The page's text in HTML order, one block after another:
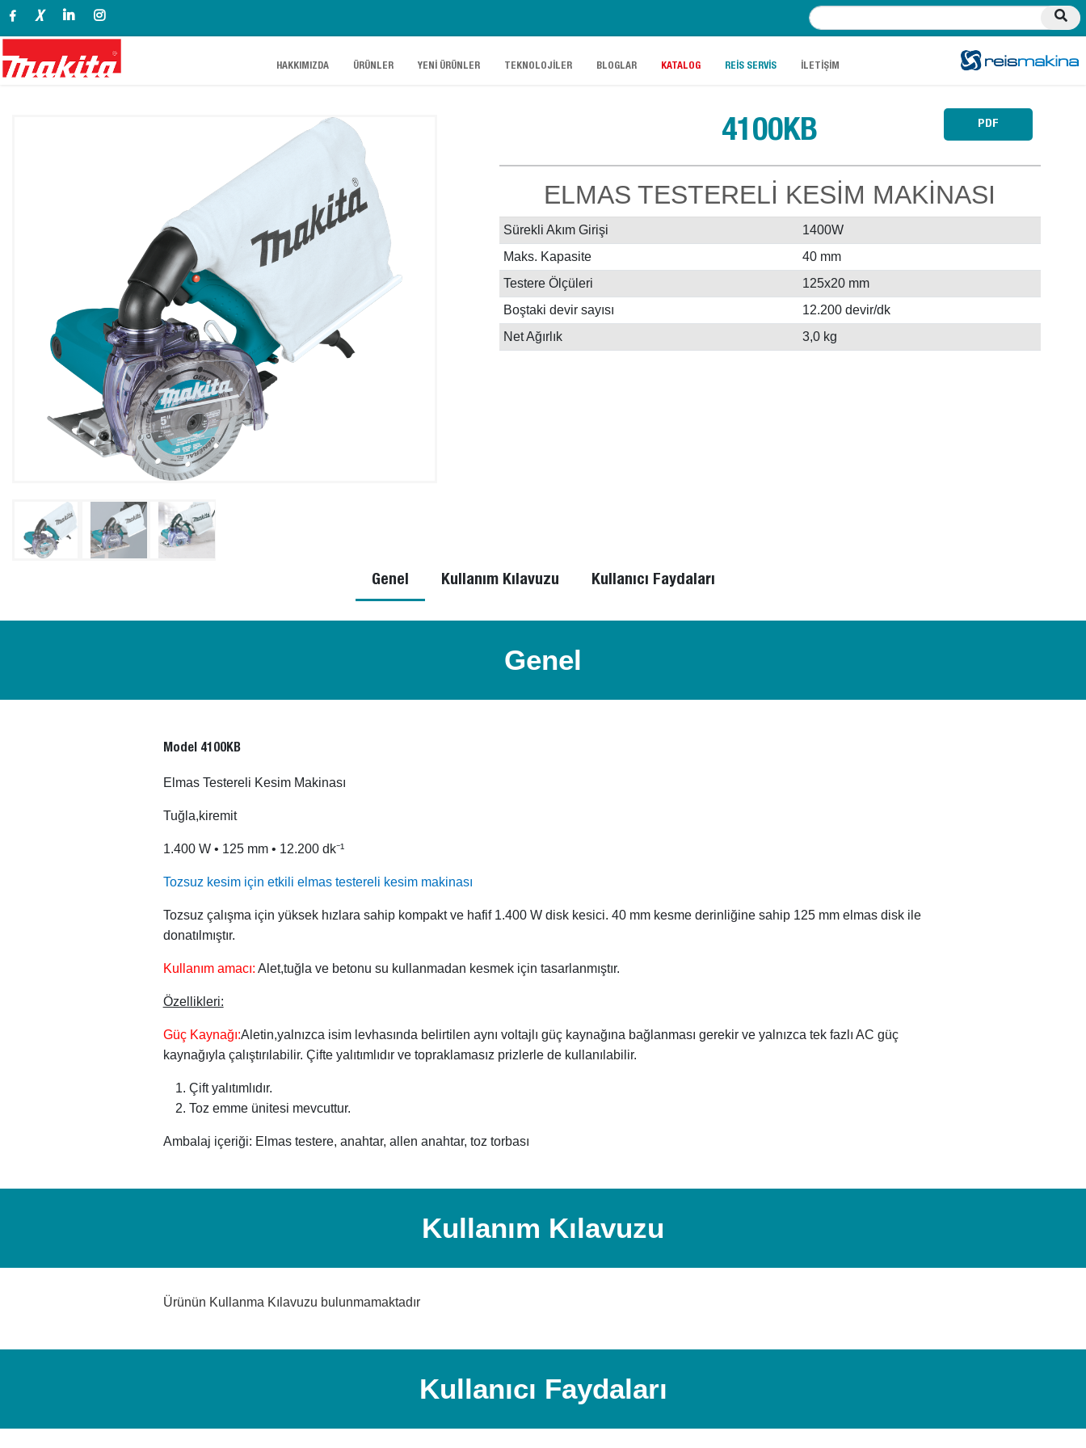
X
HAKKIMIZDA ÜRÜNLER YENİ ÜRÜNLER TEKNOLOJİLER BLOGLAR KATALOG REİS SERVİS İLETİŞİM
4100KB
ELMAS TESTERELİ KESİM MAKİNASI
PDF
Sürekli Akım Girişi
1400W
Maks. Kapasite
40 mm
Testere Ölçüleri
125x20 mm
Boştaki devir sayısı
12.200 devir/dk
Net Ağırlık
3,0 kg
Genel Kullanım Kılavuzu Kullanıcı Faydaları
Genel
Model 4100KB
Elmas Testereli Kesim Makinası
Tuğla,kiremit
1.400 W • 125 mm • 12.200 dk⁻¹
Tozsuz kesim için etkili elmas testereli kesim makinası
Tozsuz çalışma için yüksek hızlara sahip kompakt ve hafif 1.400 W disk kesici. 40 mm kesme derinliğine sahip 125 mm elmas disk ile
donatılmıştır.
Kullanım amacı: Alet,tuğla ve betonu su kullanmadan kesmek için tasarlanmıştır.
Özellikleri:
Güç Kaynağı:Aletin,yalnızca isim levhasında belirtilen aynı voltajlı güç kaynağına bağlanması gerekir ve yalnızca tek fazlı AC güç
kaynağıyla çalıştırılabilir. Çifte yalıtımlıdır ve topraklamasız prizlerle de kullanılabilir.
Çift yalıtımlıdır.
Toz emme ünitesi mevcuttur.
Ambalaj içeriği: Elmas testere, anahtar, allen anahtar, toz torbası
Kullanım Kılavuzu
Ürünün Kullanma Kılavuzu bulunmamaktadır
Kullanıcı Faydaları